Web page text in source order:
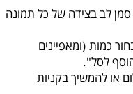
סמן לב בצידה של כל תמונה
כמות (ומאפיינים
לסל".
או להמשיך בקניות